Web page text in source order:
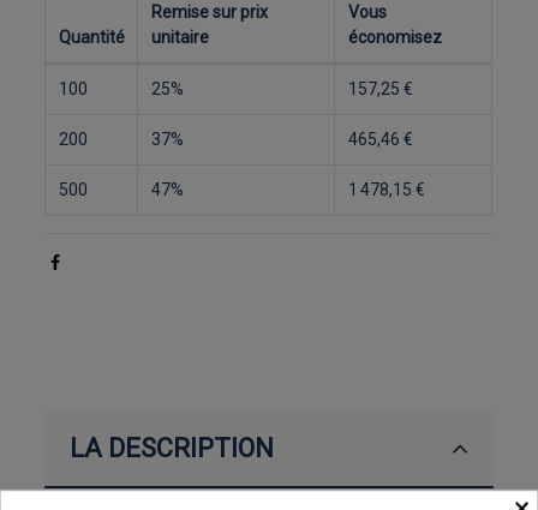
Quantité
Remise sur prix
unitaire
Vous
économisez
100 25% 157,25 €
200 37% 465,46 €
500 47% 1 478,15 €
LA DESCRIPTION